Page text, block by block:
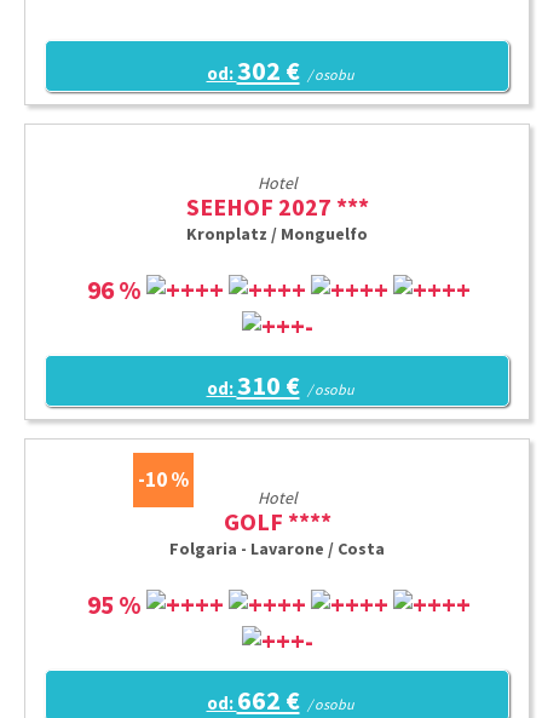
od:302 € / osobu
Hotel
SEEHOF 2027 ***
Kronplatz / Monguelfo
96 %
od:310 € / osobu
10
Hotel
GOLF ****
Folgaria - Lavarone / Costa
95 %
od: 662 € / osobu